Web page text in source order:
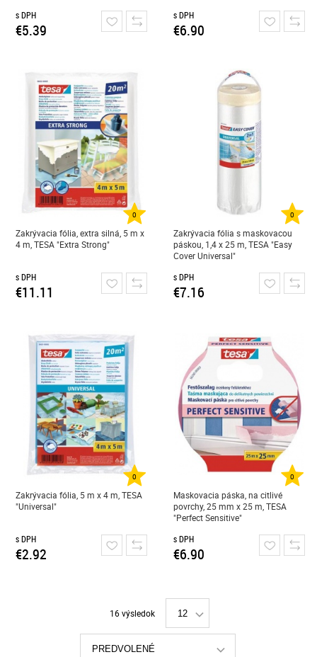
s DPH
€5.39
s DPH
€6.90
0
Zakrývacia fólia, extra silná, 5 m x
4 m, TESA "Extra Strong"
s DPH
€11.11
0
Zakrývacia fólia s maskovacou
páskou, 1,4 x 25 m, TESA "Easy
Cover Universal"
s DPH
€7.16
0
Zakrývacia fólia, 5 m x 4 m, TESA
"Universal"
s DPH
€2.92
0
Maskovacia páska, na citlivé
povrchy, 25 mm x 25 m, TESA
"Perfect Sensitive"
s DPH
€6.90
16 výsledok 12
PREDVOLENÉ